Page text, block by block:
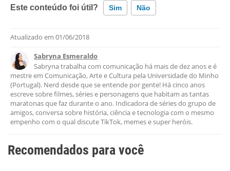
Este conteúdo foi útil? Sim Não
Este conteúdo contém informação incorreta
Este conteúdo não tem a informação que procuro
Outro
Atualizado em 01/06/2018
Sabryna Esmeraldo
Sabryna trabalha com comunicação há mais de dez anos e é
mestre em Comunicação, Arte e Cultura pela Universidade do Minho
(Portugal). Nerd desde que se entende por gente! Há cinco anos
escreve sobre filmes, séries e personagens que habitam as tantas
maratonas que faz durante o ano. Indicadora de séries do grupo de
amigos, conversa sobre história, ciência e tecnologia com o mesmo
empenho com o qual discute TikTok, memes e super heróis.
Recomendados para você